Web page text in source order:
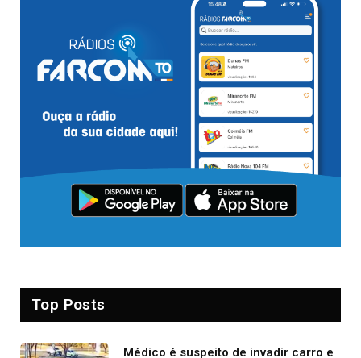
Top Posts
Médico é suspeito de invadir carro e